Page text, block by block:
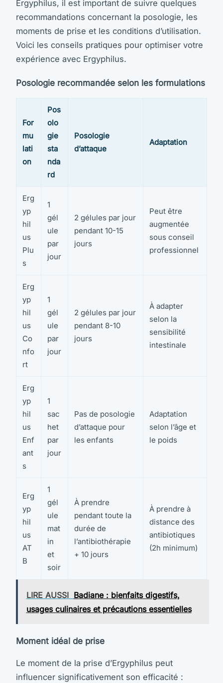
Ergyphilus, il est important de suivre quelques
recommandations concernant la posologie, les
moments de prise et les conditions d’utilisation.
Voici les conseils pratiques pour optimiser votre
expérience avec Ergyphilus.
Posologie recommandée selon les formulations
For
mu
lati
on
Pos
olo
gie
sta
nda
rd
Posologie
d’attaque
Adaptation
Erg
yp
hil
us
Plu
s
1
gél
ule
par
jour
2 gélules par jour
pendant 10-15
jours
Peut être
augmentée
sous conseil
professionnel
Erg
yp
hil
us
Co
nfo
rt
1
gél
ule
par
jour
2 gélules par jour
pendant 8-10
jours
À adapter
selon la
sensibilité
intestinale
Erg
yp
hil
us
Enf
ant
s
1
sac
het
par
jour
Pas de posologie
d’attaque pour
les enfants
Adaptation
selon l’âge et
le poids
Erg
yp
hil
us
AT
B
1
gél
ule
mat
in
et
soir
À prendre
pendant toute la
durée de
l’antibiothérapie
+ 10 jours
À prendre à
distance des
antibiotiques
(2h minimum)
LIRE AUSSI Badiane : bienfaits digestifs,
usages culinaires et précautions essentielles
Moment idéal de prise
Le moment de la prise d’Ergyphilus peut
influencer significativement son efficacité :